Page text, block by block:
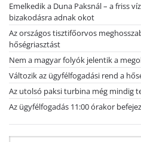
Emelkedik a Duna Paksnál – a friss
bizakodásra adnak okot
Az országos tisztifőorvos
hőségriasztást
Nem a magyar folyók jelentik a
Változik az ügyfélfogadási rend a
Az utolsó paksi turbina még mindig
Az ügyfélfogadás 11:00 órakor